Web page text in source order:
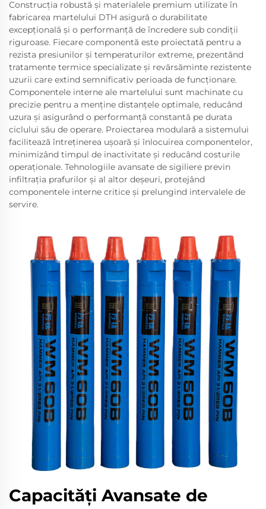
Construcția robustă și materialele premium utilizate în
fabricarea martelului DTH asigură o durabilitate
excepțională și o performanță de încredere sub condiții
riguroase. Fiecare componentă este proiectată pentru a
rezista presiunilor și temperaturilor extreme, prezentând
tratamente termice specializate și revărsăminte rezistente
uzurii care extind semnificativ perioada de funcționare.
Componentele interne ale martelului sunt machinate cu
precizie pentru a menține distanțele optimale, reducând
uzura și asigurând o performanță constantă pe durata
ciclului său de operare. Proiectarea modulară a sistemului
facilitează întreținerea ușoară și înlocuirea componentelor,
minimizând timpul de inactivitate și reducând costurile
operaționale. Tehnologiile avansate de sigiliere previn
infiltrația prafurilor și al altor deșeuri, protejând
componentele interne critice și prelungind intervalele de
servire.
Capacități Avansate de